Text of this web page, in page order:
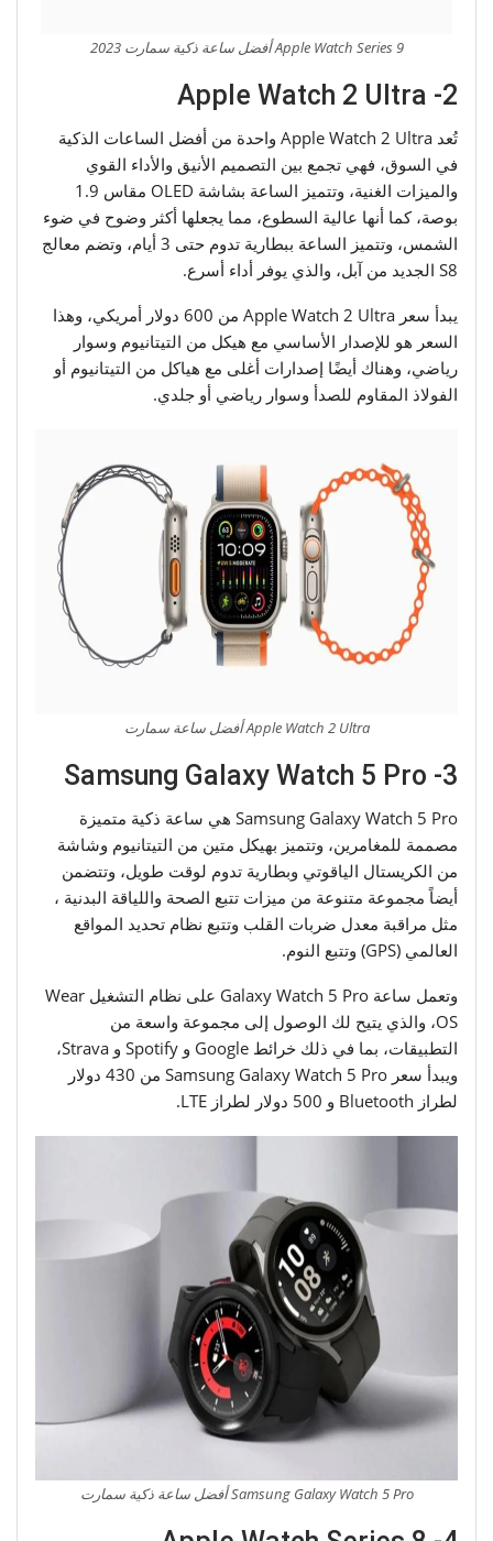
Apple Watch Series 9 أفضل ساعة ذكية سمارت 2023
2- Apple Watch 2 Ultra
تُعد Apple Watch 2 Ultra واحدة من أفضل الساعات الذكية
في السوق، فهي تجمع بين التصميم الأنيق والأداء القوي
والميزات الغنية، وتتميز الساعة بشاشة OLED مقاس 1.9
بوصة، كما أنها عالية السطوع، مما يجعلها أكثر وضوح في ضوء
الشمس، وتتميز الساعة ببطارية تدوم حتى 3 أيام، وتضم معالج
S8 الجديد من آبل، والذي يوفر أداء أسرع.
يبدأ سعر Apple Watch 2 Ultra من 600 دولار أمريكي، وهذا
السعر هو للإصدار الأساسي مع هيكل من التيتانيوم وسوار
رياضي، وهناك أيضًا إصدارات أغلى مع هياكل من التيتانيوم أو
الفولاذ المقاوم للصدأ وسوار رياضي أو جلدي.
Apple Watch 2 Ultra أفضل ساعة سمارت
3- Samsung Galaxy Watch 5 Pro
Samsung Galaxy Watch 5 Pro هي ساعة ذكية متميزة
مصممة للمغامرين، وتتميز بهيكل متين من التيتانيوم وشاشة
من الكريستال الياقوتي وبطارية تدوم لوقت طويل، وتتضمن
أيضاً مجموعة متنوعة من ميزات تتبع الصحة واللياقة البدنية ،
مثل مراقبة معدل ضربات القلب وتتبع نظام تحديد المواقع
العالمي (GPS) وتتبع النوم.
وتعمل ساعة Galaxy Watch 5 Pro على نظام التشغيل Wear
OS، والذي يتيح لك الوصول إلى مجموعة واسعة من
التطبيقات، بما في ذلك خرائط Google و Spotify و Strava،
ويبدأ سعر Samsung Galaxy Watch 5 Pro من 430 دولار
لطراز Bluetooth و 500 دولار لطراز LTE.
Samsung Galaxy Watch 5 Pro أفضل ساعة ذكية سمارت